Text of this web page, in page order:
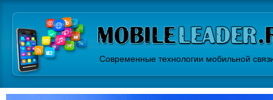
Современные технологии мобильной